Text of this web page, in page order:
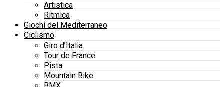
Artistica
Ritmica
Giochi del Mediterraneo
Ciclismo
Giro d’Italia
Tour de France
Pista
Mountain Bike